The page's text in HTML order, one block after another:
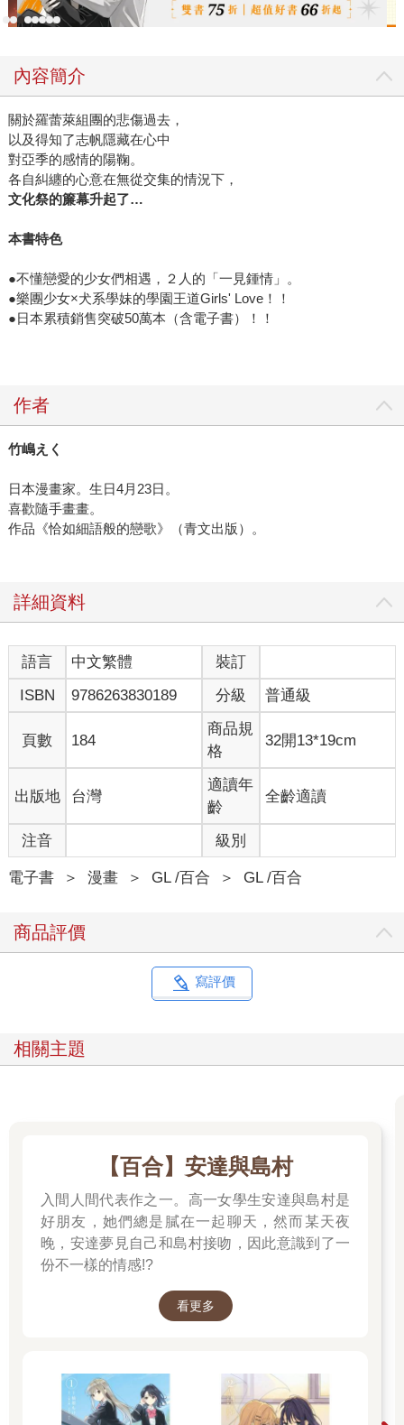
內容簡介
關於羅蕾萊組團的悲傷過去，
以及得知了志帆隱藏在心中
對亞季的感情的陽鞠。
各自糾纏的心意在無從交集的情況下，
文化祭的簾幕升起了…
本書特色
●不懂戀愛的少女們相遇，２人的「一見鍾情」。
●樂團少女×犬系學妹的學園王道Girls' Love！！
●日本累積銷售突破50萬本（含電子書）！！
作者
竹嶋えく
日本漫畫家。生日4月23日。
喜歡隨手畫畫。
作品《恰如細語般的戀歌》（青文出版）。
詳細資料
語言 中文繁體
裝訂
ISBN
9786263830189 分級 普通級
頁數 184
商品規
格
32開13*19cm
出版地 台灣
適讀年
齡
全齡適讀
注音 級別
電子書 ＞ 漫畫 ＞ GL /百合 ＞ GL /百合
商品評價
寫評價
相關主題
【百合】安達與島村
入間人間代表作之一。高一女學生安達與島村是
好朋友，她們總是膩在一起聊天，然而某天夜
晚，安達夢見自己和島村接吻，因此意識到了一
份不一樣的情感!?
看更多